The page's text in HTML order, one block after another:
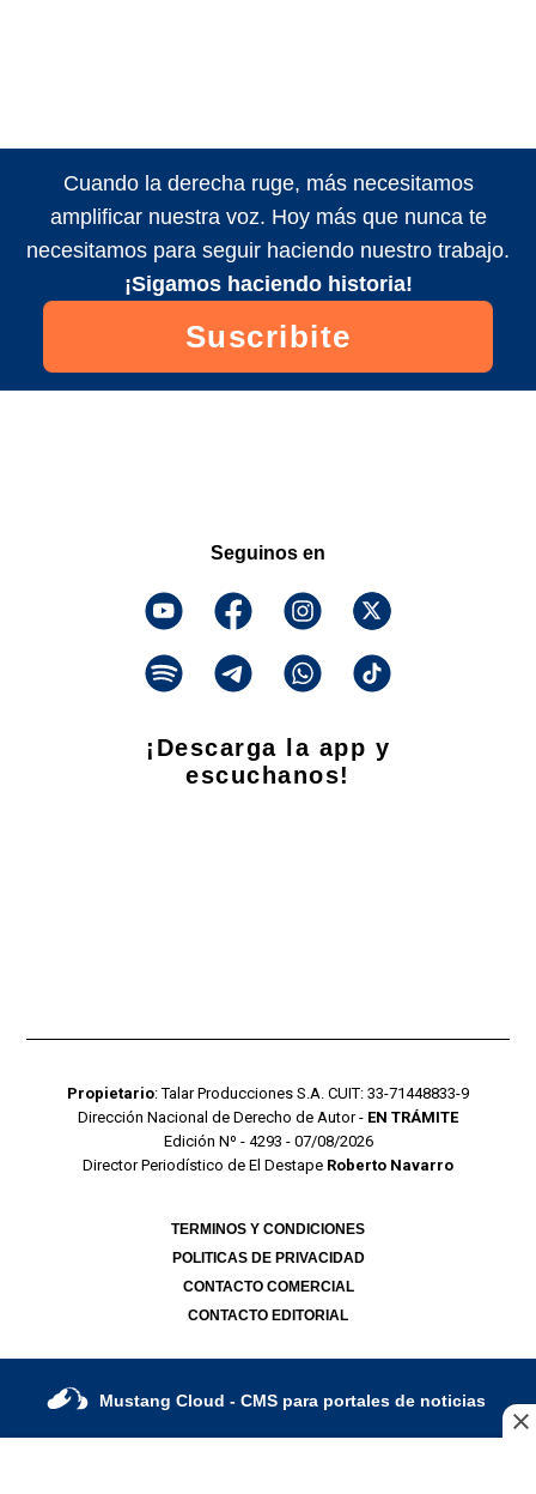
Cuando la derecha ruge, más necesitamos
amplificar nuestra voz. Hoy más que nunca te
necesitamos para seguir haciendo nuestro trabajo.
¡Sigamos haciendo historia!
Suscribite
Seguinos en
¡Descarga la app y
escuchanos!
Propietario: Talar Producciones S.A. CUIT: 33-71448833-9
Dirección Nacional de Derecho de Autor - EN TRÁMITE
Edición Nº - 4293 - 07/08/2026
Director Periodístico de El Destape Roberto Navarro
TERMINOS Y CONDICIONES
POLITICAS DE PRIVACIDAD
CONTACTO COMERCIAL
CONTACTO EDITORIAL
Mustang Cloud - CMS para portales de noticias